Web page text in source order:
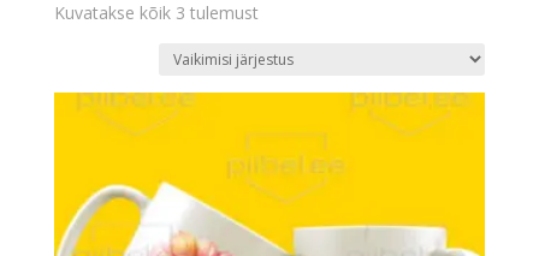
Kuvatakse kõik 3 tulemust